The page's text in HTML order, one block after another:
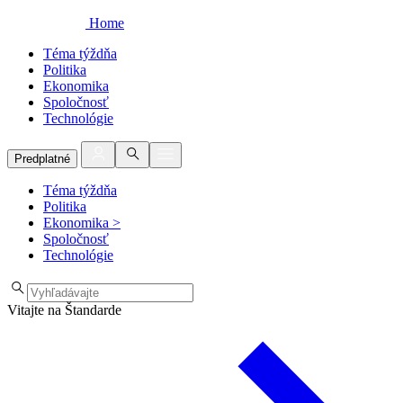
Home
Téma týždňa
Politika
Ekonomika
Spoločnosť
Technológie
Predplatné
Téma týždňa
Politika
Ekonomika >
Spoločnosť
Technológie
Vitajte na Štandarde